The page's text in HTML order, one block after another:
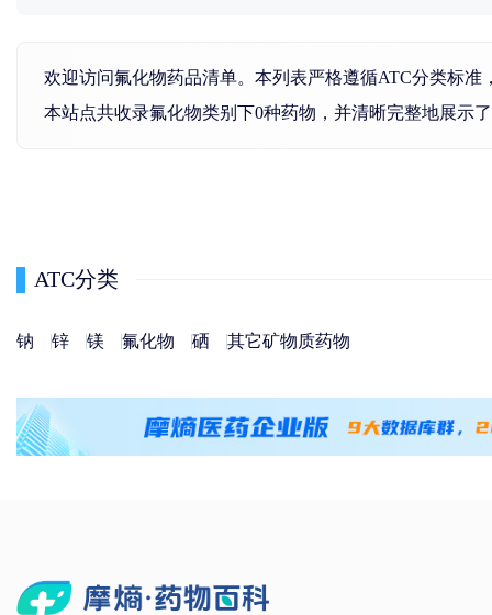
欢迎访问氟化物药品清单。本列表严格遵循ATC分类标
本站点共收录氟化物类别下0种药物，并清晰完整地展示
ATC分类
钠 锌 镁 氟化物 硒 其它矿物质药物